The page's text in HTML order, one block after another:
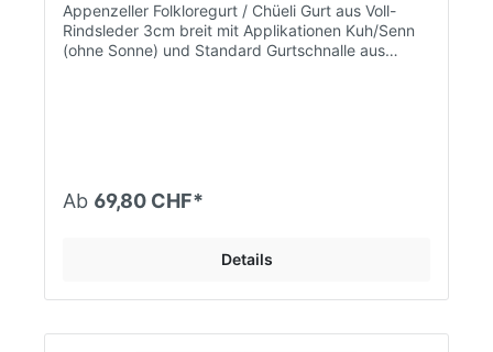
Appenzeller Folkloregurt / Chüeli Gurt aus Voll-
Rindsleder 3cm breit mit Applikationen Kuh/Senn
(ohne Sonne) und Standard Gurtschnalle aus
Ab 69,80 CHF*
Details